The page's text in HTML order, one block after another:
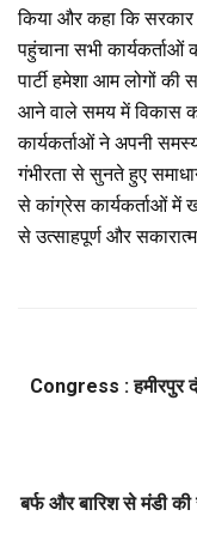
किया और कहा कि
पहुंचाना सभी कार्यकर्ताओं
पार्टी हमेशा आम लोगों
आने वाले समय में विकास
कार्यकर्ताओं ने अपनी
गंभीरता से सुनते हुए
से कांग्रेस कार्यकर्ताओं में
से उत्साहपूर्ण और
Congress : हमीरपुर
बर्फ और बारिश से मंडी